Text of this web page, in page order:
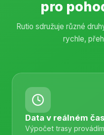
pro
Rutio sdružuje různé
rychle,
Data v reálném
Výpočet trasy